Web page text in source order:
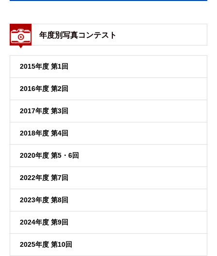
年度別写真コンテスト
2015年度 第1回
2016年度 第2回
2017年度 第3回
2018年度 第4回
2020年度 第5・6回
2022年度 第7回
2023年度 第8回
2024年度 第9回
2025年度 第10回